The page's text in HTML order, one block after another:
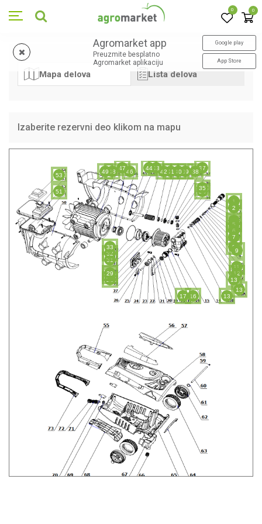
0 0
Agromarket app
Preuzmite besplatno
Agromarket aplikaciju
Google play
App Store
Mapa delova Lista delova
Izaberite rezervni deo klikom na mapu
1
2
5
6
7
8
9
11
12
13
13
13
16
17
28
29
29
31
32
33
34
35
37
38
39
40
41
42
43
44
46
47
48
49
51
53